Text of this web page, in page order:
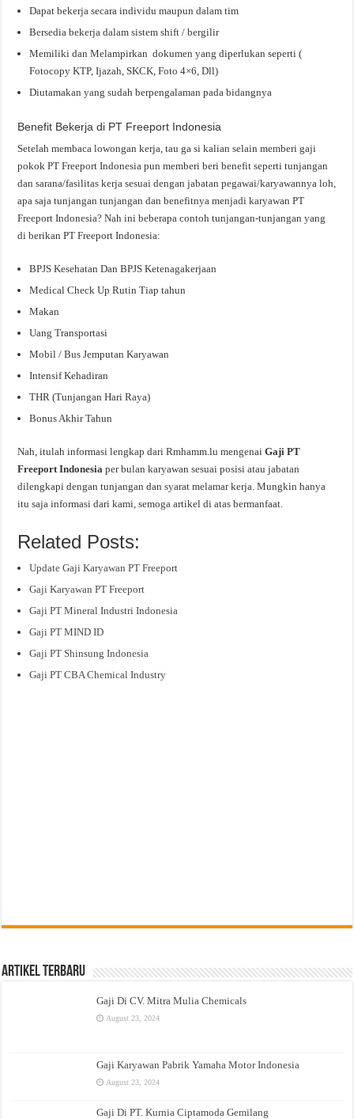
Dapat bekerja secara individu maupun dalam tim
Bersedia bekerja dalam sistem shift / bergilir
Memiliki dan Melampirkan dokumen yang diperlukan seperti (
Fotocopy KTP, Ijazah, SKCK, Foto 4×6, Dll)
Diutamakan yang sudah berpengalaman pada bidangnya
Benefit Bekerja di PT Freeport Indonesia
Setelah membaca lowongan kerja, tau ga si kalian selain memberi gaji
pokok PT Freeport Indonesia pun memberi beri benefit seperti tunjangan
dan sarana/fasilitas kerja sesuai dengan jabatan pegawai/karyawannya loh,
apa saja tunjangan tunjangan dan benefitnya menjadi karyawan PT
Freeport Indonesia? Nah ini beberapa contoh tunjangan-tunjangan yang
di berikan PT Freeport Indonesia:
BPJS Kesehatan Dan BPJS Ketenagakerjaan
Medical Check Up Rutin Tiap tahun
Makan
Uang Transportasi
Mobil / Bus Jemputan Karyawan
Intensif Kehadiran
THR (Tunjangan Hari Raya)
Bonus Akhir Tahun
Nah, itulah informasi lengkap dari Rmhamm.lu mengenaiGaji PT
Freeport Indonesiaper bulan karyawan sesuai posisi atau jabatan
dilengkapi dengan tunjangan dan syarat melamar kerja. Mungkin hanya
itu saja informasi dari kami, semoga artikel di atas bermanfaat.
Related Posts:
Update Gaji Karyawan PT Freeport
Gaji Karyawan PT Freeport
Gaji PT Mineral Industri Indonesia
Gaji PT MIND ID
Gaji PT Shinsung Indonesia
Gaji PT CBA Chemical Industry
Artikel Terbaru
Gaji Di CV. Mitra Mulia Chemicals
August 23, 2024
Gaji Karyawan Pabrik Yamaha Motor Indonesia
August 23, 2024
Gaji Di PT. Kurnia Ciptamoda Gemilang